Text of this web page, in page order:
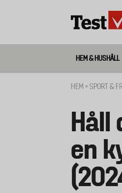
Huvudmeny
ny
HEM & HUSHÅLL
HEM SPORT &
Håll
en